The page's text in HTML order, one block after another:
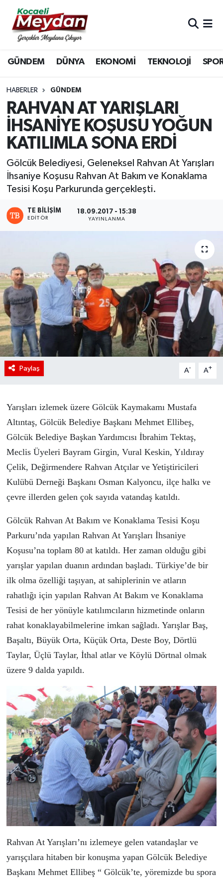
GÜNDEM DÜNYA EKONOMİ TEKNOLOJİ
HABERLER GÜNDEM
RAHVAN AT YARIŞLARI
İHSANİYE KOŞUSU YOĞUN
KATILIMLA SONA ERDİ
Gölcük Belediyesi, Geleneksel Rahvan At Yarışları
İhsaniye Koşusu Rahvan At Bakım ve Konaklama
Tesisi Koşu Parkurunda gerçekleşti.
TE BILIŞIM
EDITÖR
18.09.2017 - 15:38
YAYINLANMA
Paylaş A- A+
Yarışları izlemek üzere Gölcük Kaymakamı Mustafa
Altıntaş, Gölcük Belediye Başkanı Mehmet Ellibeş,
Gölcük Belediye Başkan Yardımcısı İbrahim Tektaş,
Meclis Üyeleri Bayram Girgin, Vural Keskin, Yıldıray
Çelik, Değirmendere Rahvan Atçılar ve Yetiştiricileri
Kulübü Derneği Başkanı Osman Kalyoncu, ilçe halkı ve
çevre illerden gelen çok sayıda vatandaş katıldı.
Gölcük Rahvan At Bakım ve Konaklama Tesisi Koşu
Parkuru’nda yapılan Rahvan At Yarışları İhsaniye
Koşusu’na toplam 80 at katıldı. Her zaman olduğu gibi
yarışlar yapılan duanın ardından başladı. Türkiye’de bir
ilk olma özelliği taşıyan, at sahiplerinin ve atların
rahatlığı için yapılan Rahvan At Bakım ve Konaklama
Tesisi de her yönüyle katılımcıların hizmetinde onların
rahat konaklayabilmelerine imkan sağladı. Yarışlar Baş,
Başaltı, Büyük Orta, Küçük Orta, Deste Boy, Dörtlü
Taylar, Üçlü Taylar, İthal atlar ve Köylü Dörtnal olmak
üzere 9 dalda yapıldı.
Rahvan At Yarışları’nı izlemeye gelen vatandaşlar ve
yarışçılara hitaben bir konuşma yapan Gölcük Belediye
Başkanı Mehmet Ellibeş “ Gölcük’te, yöremizde bu spora
Nöbetçi Eczaneler
Hava Durumu
Trafik Durumu
Süper Lig Puan Durumu ve Fikstür
Tüm Manşetler
Son Dakika Haberleri
Haber Arşivi